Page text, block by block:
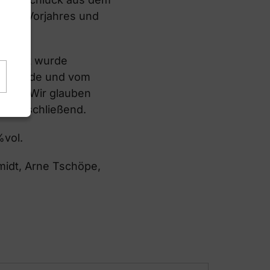
Vorjahres und
wurde
und vom
Wir glauben
abschließend.
Arne Tschöpe,